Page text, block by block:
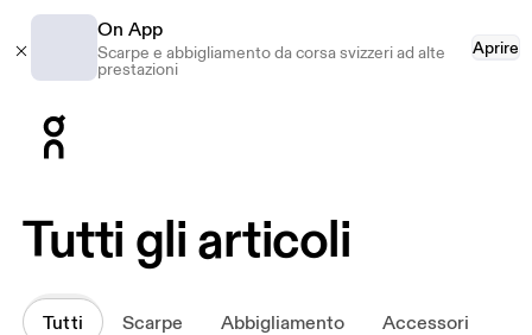
On App
Scarpe e abbigliamento da corsa svizzeri ad alte
prestazioni
Aprire
Tutti gli articoli
Tutti Scarpe Abbigliamento Accessori